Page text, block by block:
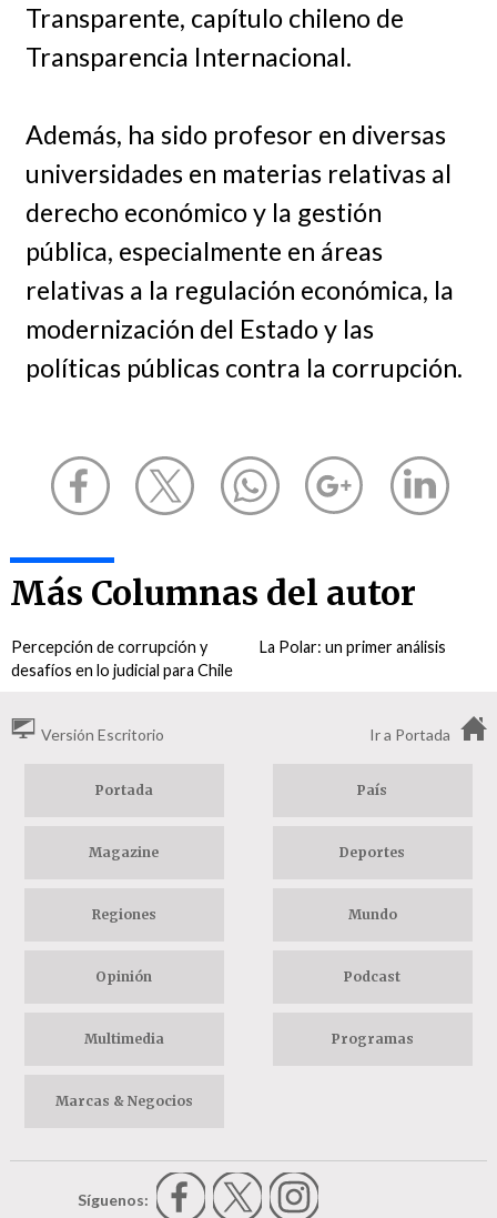
Transparente, capítulo chileno de
Transparencia Internacional.
Además, ha sido profesor en diversas
universidades en materias relativas al
derecho económico y la gestión
pública, especialmente en áreas
relativas a la regulación económica, la
modernización del Estado y las
políticas públicas contra la corrupción.
Más Columnas del autor
Percepción de corrupción y
desafíos en lo judicial para Chile
La Polar: un primer análisis
Versión Escritorio Ir a Portada
Portada País
Magazine Deportes
Regiones Mundo
Opinión Podcast
Multimedia Programas
Marcas & Negocios
Síguenos: